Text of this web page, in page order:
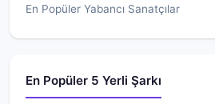
En Popüler Yabancı Sanatçılar
En Popüler 5 Yerli Şarkı